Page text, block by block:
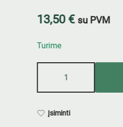
13,50 € su PVM
Turime
Įsiminti